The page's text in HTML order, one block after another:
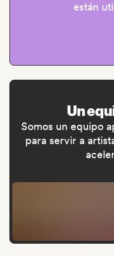
están
Un
Somos un equipo
para servir a